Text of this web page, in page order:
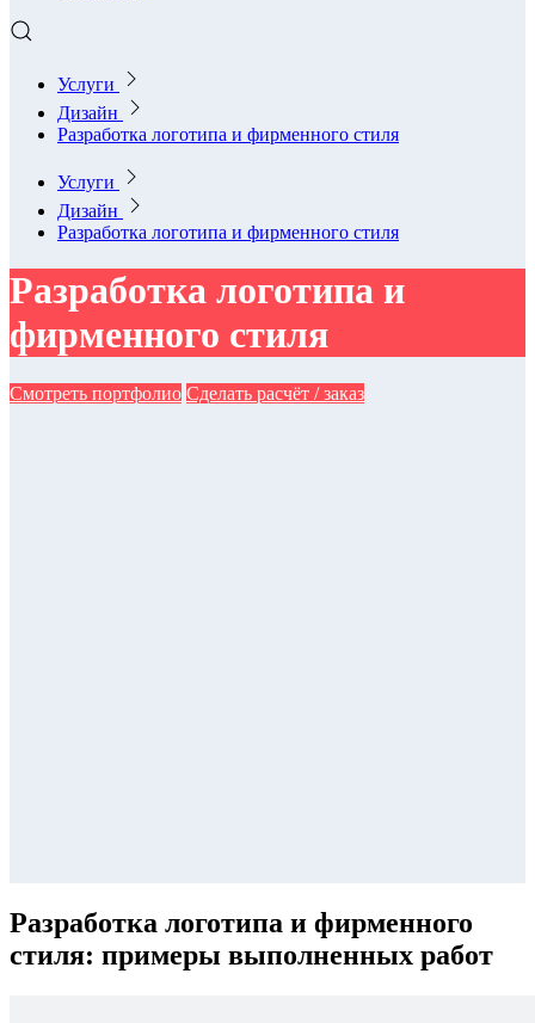
Услуги
Дизайн
Разработка логотипа и фирменного стиля
Услуги
Дизайн
Разработка логотипа и фирменного стиля
Разработка логотипа и
фирменного стиля
Смотреть портфолио Сделать расчёт / заказ
Разработка логотипа и фирменного
стиля: примеры выполненных работ